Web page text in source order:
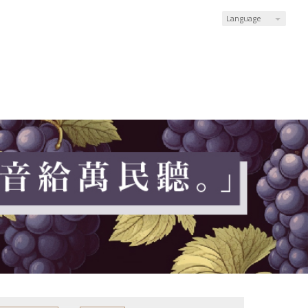
Language